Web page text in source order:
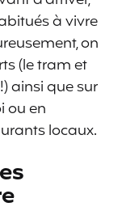
à vivre
on
(le tram et
ainsi que sur
ou en
locaux.